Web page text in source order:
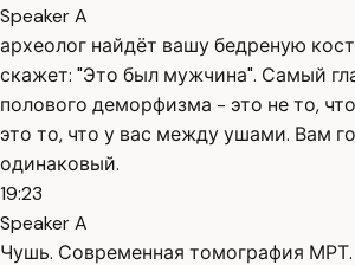
Speaker A
археолог найдёт вашу бедреную
скажет: "Это был мужчина". Самый
полового деморфизма - это не то,
это то, что у вас между ушами. Вам
одинаковый.
19:23
Speaker A
Чушь. Современная томография